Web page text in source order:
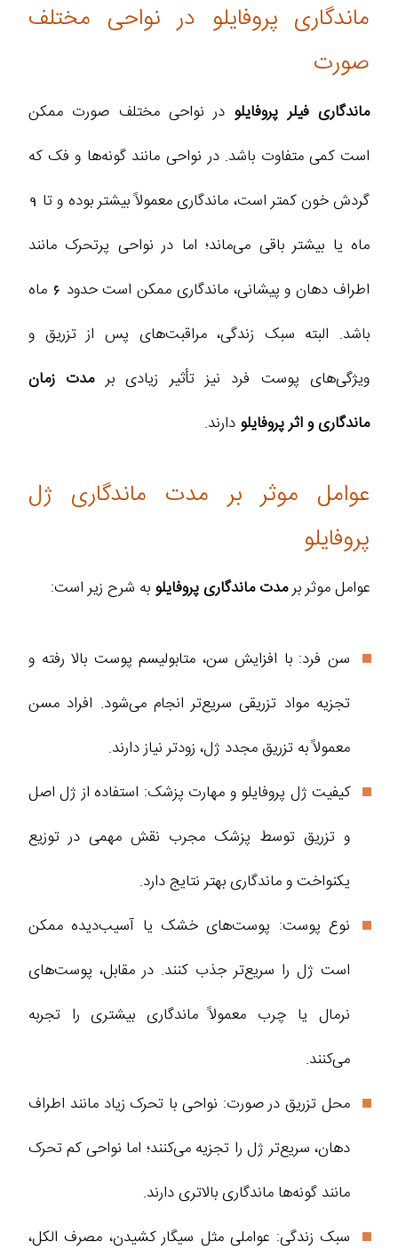
ماندگاری پروفایلو در نواحی مختلف
صورت
ماندگاری فیلر پروفایلو در نواحی مختلف صورت ممکن
است کمی متفاوت باشد. در نواحی‌ مانند گونه‌ها و فک که
گردش خون کمتر است، ماندگاری معمولاً بیشتر بوده و تا 9
ماه یا بیشتر باقی می‌ماند؛ اما در نواحی پرتحرک‌ مانند
اطراف دهان و پیشانی، ماندگاری ممکن است حدود 6 ماه
باشد. البته سبک زندگی، مراقبت‌های پس از تزریق و
ویژگی‌های پوست فرد نیز تأثیر زیادی برمدت زمان
ماندگاری و اثر پروفایلو دارند.
عوامل موثر بر مدت ماندگاری ژل
پروفایلو
عوامل موثر برمدت ماندگاری پروفایلو به شرح زیر است:
سن فرد: با افزایش سن، متابولیسم پوست بالا رفته و
تجزیه مواد تزریقی سریع‌تر انجام می‌شود. افراد مسن
معمولاً به تزریق مجدد ژل، زودتر نیاز دارند.
کیفیت ژل پروفایلو و مهارت پزشک: استفاده از ژل اصل
و تزریق توسط پزشک مجرب نقش مهمی در توزیع
یکنواخت و ماندگاری بهتر نتایج دارد.
نوع پوست: پوست‌های خشک یا آسیب‌دیده ممکن
است ژل را سریع‌تر جذب کنند. در مقابل، پوست‌های
نرمال یا چرب معمولاً ماندگاری بیشتری را تجربه
می‌کنند.
محل تزریق در صورت: نواحی با تحرک زیاد مانند اطراف
دهان، سریع‌تر ژل را تجزیه می‌کنند؛ اما نواحی کم تحرک
مانند گونه‌ها ماندگاری بالاتری دارند.
سبک زندگی: عواملی مثل سیگار کشیدن، مصرف الکل،